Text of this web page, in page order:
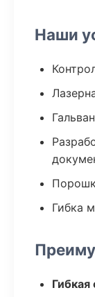
Наши
Гибка
Гибкая